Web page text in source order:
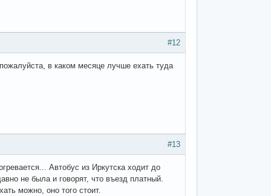
#12
в каком месяце лучше ехать туда
#13
Автобус из Иркутска ходит до
не была и говорят, что въезд платный.
можно, оно того стоит.